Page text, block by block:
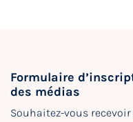
Formulaire
des médias
Souhaitez-vous